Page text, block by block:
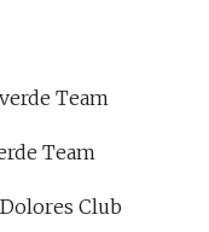
Team
Team
Club